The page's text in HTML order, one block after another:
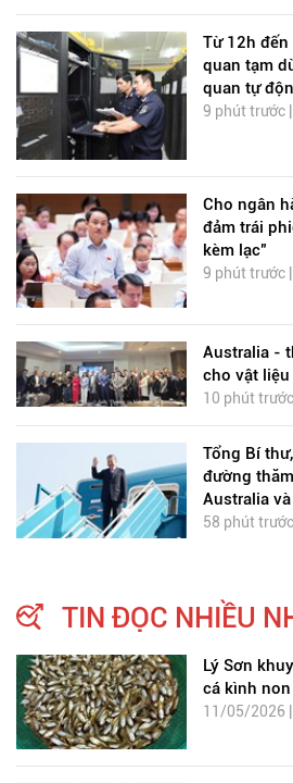
Từ 12h
quan tạm
quan tự
9 phút trước |
Cho ngân
đảm trái
kèm lạc"
9 phút trước |
Australia -
cho vật
10 phút trước
Tổng Bí
đường
Australia
58 phút trước
TIN ĐỌC NHIỀU
Lý Sơn
cá kình non
11/05/2026 |